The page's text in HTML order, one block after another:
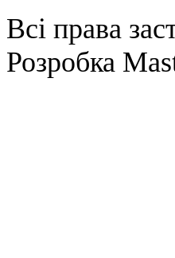
Всі права
Розробка